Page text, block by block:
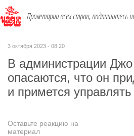
Пролетарии всех стран, подпишитесь
3 октября 2023 - 08:20
В администрации
опасаются, что он
и примется
Оставьте реакцию на
материал